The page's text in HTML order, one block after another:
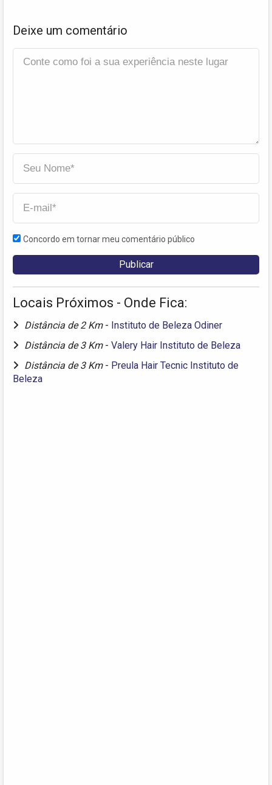
Deixe um comentário
Concordo em tornar meu comentário público
Locais Próximos - Onde Fica:
Distância de 2 Km - Instituto de Beleza Odiner
Distância de 3 Km - Valery Hair Instituto de Beleza
Distância de 3 Km - Preula Hair Tecnic Instituto de
Beleza